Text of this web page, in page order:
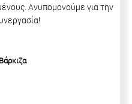
Ανυπομονούμε για την